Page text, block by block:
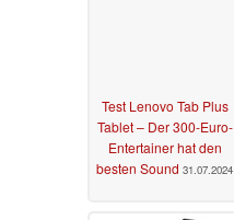
Test Lenovo Tab Plus
Tablet – Der 300-Euro-
Entertainer hat den
besten Sound 31.07.2024